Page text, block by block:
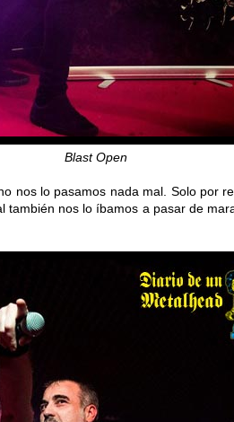
Blast Open
nos lo pasamos nada mal. Solo por
también nos lo íbamos a pasar de